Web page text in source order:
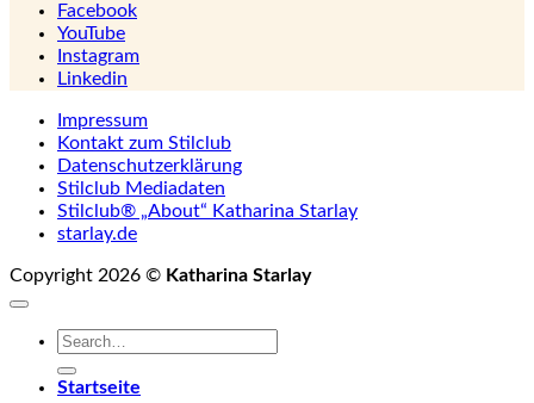
Facebook
YouTube
Instagram
Linkedin
Impressum
Kontakt zum Stilclub
Datenschutzerklärung
Stilclub Mediadaten
Stilclub® „About“ Katharina Starlay
starlay.de
Copyright 2026 © Katharina Starlay
Startseite